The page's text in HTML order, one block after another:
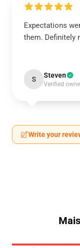
Expectations
them. Definitely
S Steven
Verified
Write your